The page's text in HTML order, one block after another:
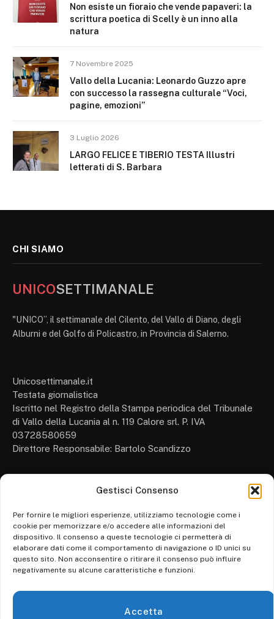
Gestisci Consenso
Per fornire le migliori esperienze, utilizziamo tecnologie come i
cookie per memorizzare e/o accedere alle informazioni del
dispositivo. Il consenso a queste tecnologie ci permetterà di
elaborare dati come il comportamento di navigazione o ID unici su
questo sito. Non acconsentire o ritirare il consenso può influire
negativamente su alcune caratteristiche e funzioni.
Accetta
Non esiste un fioraio che vende papaveri: la
scrittura poetica di Scelly è un inno alla
natura
7 Novembre 2025
Vallo della Lucania: Leonardo Guzzo apre
con successo la rassegna culturale “Voci,
pagine, emozioni”
3 Luglio 2026
LARGO FELICE E TIBERIO TESTA Illustri
letterati di S. Barbara
CHI SIAMO
UNICOSETTIMANALE
"UNICO”, il settimanale del Cilento, del Vallo di Diano, degli
Alburni e del Golfo di Policastro, in Provincia di Salerno.
Unicosettimanale.it
Testata giornalistica
Iscritto nel Registro della Stampa periodica del Tribunale
di Vallo della Lucania al n. 119 Calore srl. P. IVA
03728580659
Direttore Responsabile: Bartolo Scandizzo
Attualità
Politica
Cronaca
Economia